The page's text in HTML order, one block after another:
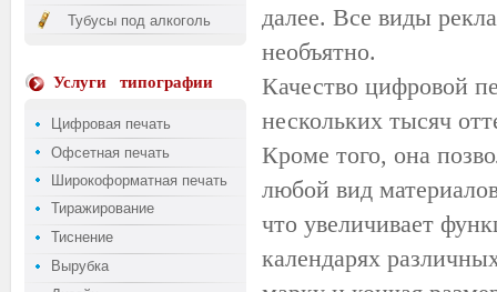
Тубусы под алкоголь
Услуги типографии
Цифровая печать
Офсетная печать
Широкоформатная печать
Тиражирование
Тиснение
Вырубка
далее. Все виды
необъятно.
Качество цифровой
нескольких тысяч
Кроме того, она
любой вид
что увеличивает
календарях